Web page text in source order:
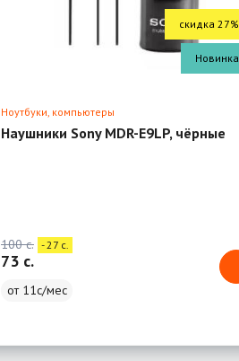
скидка 27%
Новинка
Ноутбуки, компьютеры
Наушники Sony MDR-E9LP, чёрные
100 c. - 27 c.
73 c.
от 11с/мес